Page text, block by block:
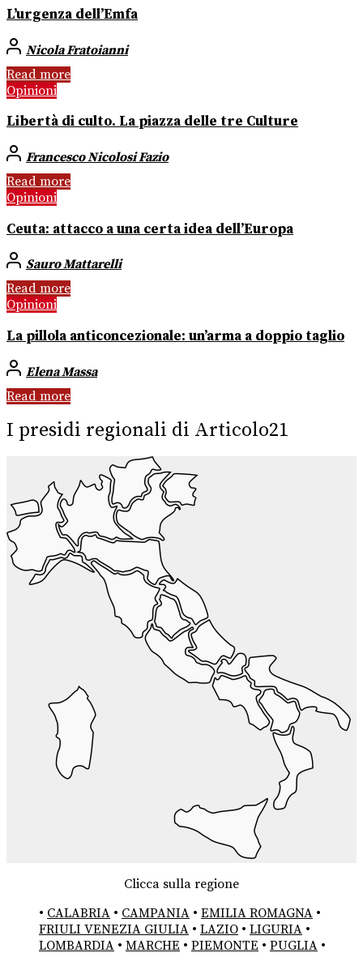
L’urgenza dell’Emfa
Nicola Fratoianni
Read more
Opinioni
Libertà di culto. La piazza delle tre Culture
Francesco Nicolosi Fazio
Read more
Opinioni
Ceuta: attacco a una certa idea dell’Europa
Sauro Mattarelli
Read more
Opinioni
La pillola anticoncezionale: un’arma a doppio taglio
Elena Massa
Read more
I presidi regionali di Articolo21
Clicca sulla regione
• CALABRIA • CAMPANIA • EMILIA ROMAGNA •
FRIULI VENEZIA GIULIA • LAZIO • LIGURIA •
LOMBARDIA • MARCHE • PIEMONTE • PUGLIA •